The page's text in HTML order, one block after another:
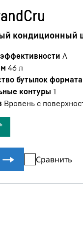
кондиционный
A
46 л
бутылок
контуры 1
Вровень с
Сравнить